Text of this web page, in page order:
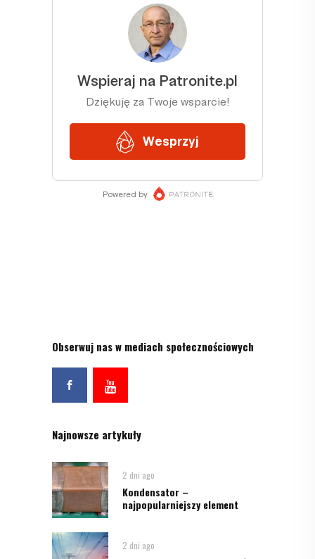
Obserwuj nas w mediach społecznościowych
Najnowsze artykuły
2 dni ago
Kondensator –
najpopularniejszy element
2 dni ago